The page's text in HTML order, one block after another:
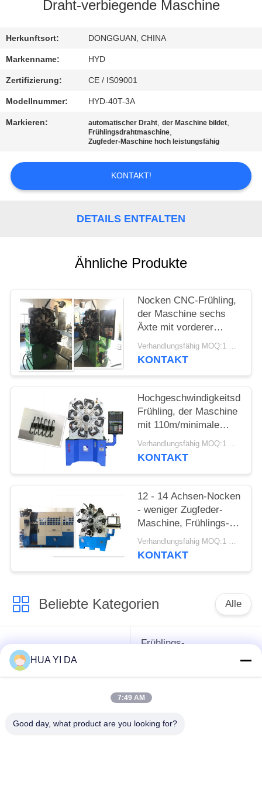
SIE
MIT
UNS
IN
VERBINDUNG
FORDERN
PRIVACY
POLICY
Draht-verbiegende Maschine
Herkunftsort: DONGGUAN, CHINA
Markenname: HYD
Zertifizierung: CE / IS09001
Modellnummer: HYD-40T-3A
Markieren: automatischer Draht,der Maschine bildet,
Frühlingsdrahtmaschine,
Zugfeder-Maschine hoch leistungsfähig
KONTAKT!
DETAILS ENTFALTEN
Ähnliche Produkte
Nocken CNC-Frühling,
der Maschine sechs
Äxte mit vorderer
Rotations-Funktion
herstellt
Verhandlungsfähig MOQ:1 Satz
KONTAKT
Frühling, der Maschine
mit 110m/minimale
Draht-Fütterungs-
Geschwindigkeit
Verhandlungsfähig MOQ:1 Satz
KONTAKT
12 - 14 Achsen-Nocken
- weniger Zugfeder-
Maschine, Frühlings-
Herstellungs-
Ausrüstung
Verhandlungsfähig MOQ:1 Satz
KONTAKT
Beliebte Kategorien Alle
cnc-
Frühlingsmaschine
Frühlings-
Druckfeder-Maschine
Frühlings-
verbiegende
HUA YI DA
7:49 AM
Good day, what product are you looking for?